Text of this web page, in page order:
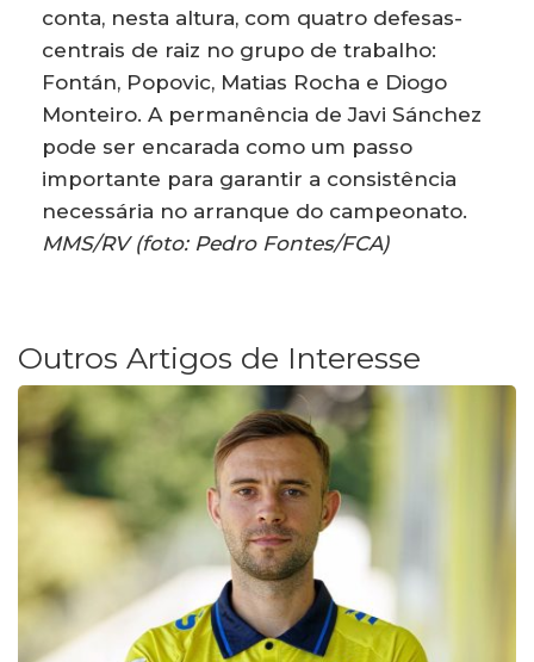
conta, nesta altura, com quatro defesas-
centrais de raiz no grupo de trabalho:
Fontán, Popovic, Matias Rocha e Diogo
Monteiro. A permanência de Javi Sánchez
pode ser encarada como um passo
importante para garantir a consistência
necessária no arranque do campeonato.
MMS/RV (foto: Pedro Fontes/FCA)
Outros Artigos de Interesse